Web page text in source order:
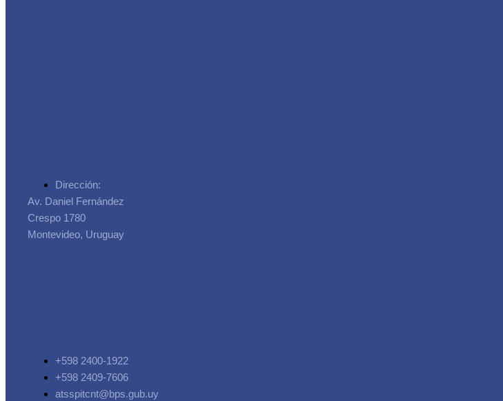
Dirección:
Av. Daniel Fernández
Crespo 1780
Montevideo, Uruguay
+598 2400-1922
+598 2409-7606
atsspitcnt@bps.gub.uy